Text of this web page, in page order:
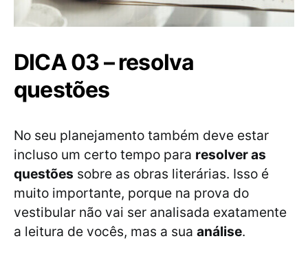
DICA 03 – resolva
questões
No seu planejamento também deve estar
incluso um certo tempo para resolver as
questões sobre as obras literárias. Isso é
muito importante, porque na prova do
vestibular não vai ser analisada exatamente
a leitura de vocês, mas a sua análise.